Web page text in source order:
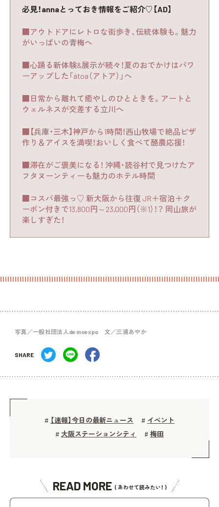
必見！annaとっておき情報をご紹介♡【AD】
■アウトドアにレトロな街歩き、伝統体験も。魅力
がいっぱいの青梅へ
■心踊る新体験&展示が続々！夏のおでかけはパワ
ーアップした「átoa（アトア）」へ
■日常から離れて癒やしのひとときを。アートと
ウェルネスが交差する立川へ
■【兵庫・三木】神戸から1時間！西山牧場で絶品ピザ
作り＆アイスを満喫！おいしく食べて酪農応援！
■滞在がご褒美になる！ 沖縄・読谷村で見つけたア
フタヌーンティーも魅力のホテル時間
■コスパ最強っ♡ 新大阪から往復 JR＋宿泊＋ク
ーポン付きで13,800円～23,000円（※1）！？ 岡山旅が
楽しすぎた！
写真／一般社団法人demoexpo 文／三浦あやか
SHARE
# 【速報】今日の最新ニュース # イベント
# 大阪ステーションシティ # 梅田
READ MORE ( あわせて読みたい！ )